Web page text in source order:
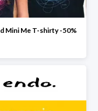
Mini Me T-shirty -50%